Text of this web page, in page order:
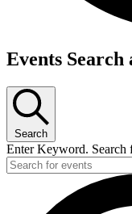
Events Search
Search
Enter Keyword.